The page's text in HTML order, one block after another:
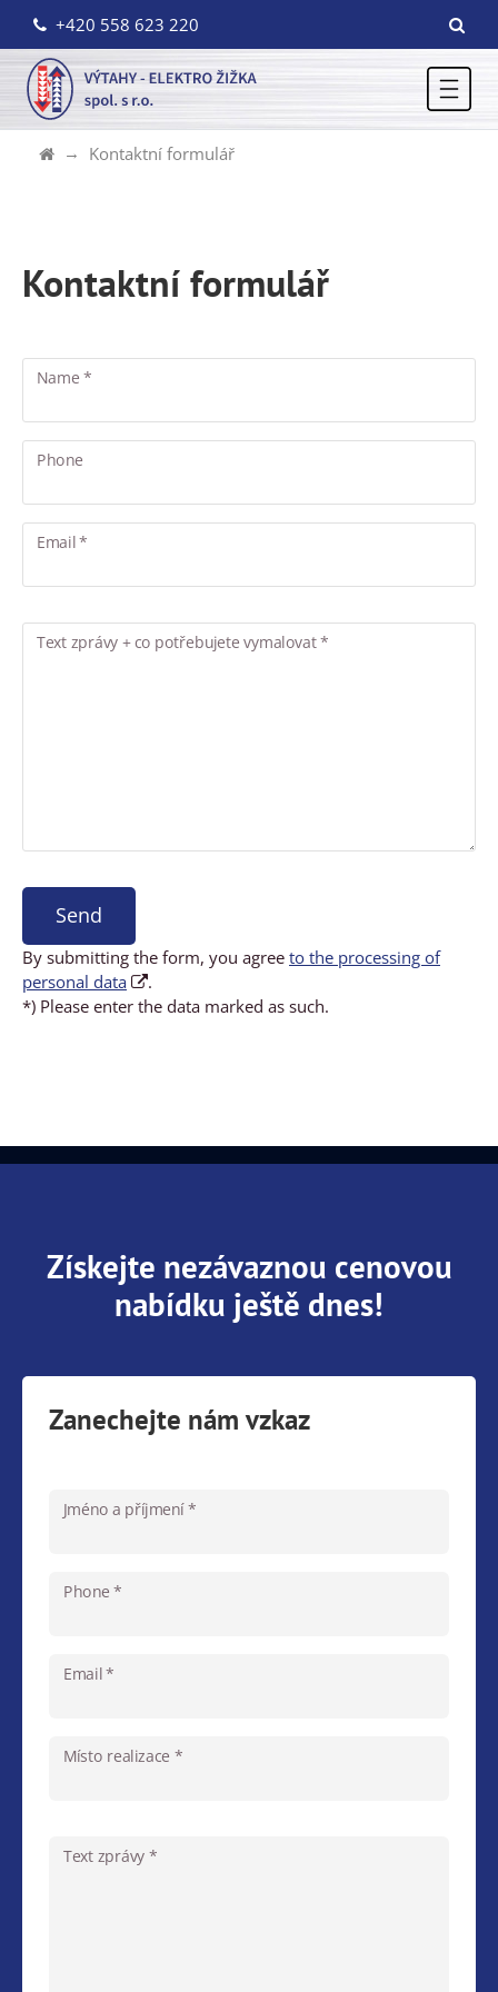
+420 558 623 220
Kontaktní formulář
Kontaktní formulář
Name *
Phone
Email *
Text zprávy + co potřebujete vymalovat *
Send
By submitting the form, you agree to the processing of
personal data
.
*) Please enter the data marked as such.
Získejte nezávaznou cenovou
nabídku ještě dnes!
Zanechejte nám vzkaz
Jméno a příjmení *
Phone *
Email *
Místo realizace *
Text zprávy *